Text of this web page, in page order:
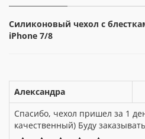
Силиконовый чехол с
iPhone 7/8
Александра
Спасибо, чехол пришел за 1
качественный) Буду